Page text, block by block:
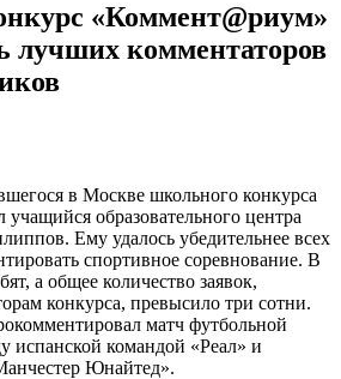
«Коммент@риум»
лучших комментаторов
в Москве школьного конкурса
образовательного центра
Ему удалось убедительнее всех
спортивное соревнование. В
а общее количество заявок,
конкурса, превысило три сотни.
матч футбольной
испанской командой «Реал» и
Юнайтед».